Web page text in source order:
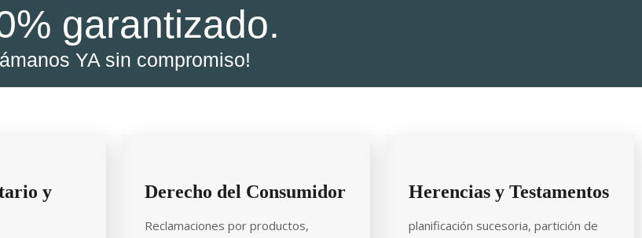
garantizado.
YA sin compromiso!
y
Derecho del Consumidor
Reclamaciones por productos,
Herencias y Testamentos
planificación sucesoria, partición de